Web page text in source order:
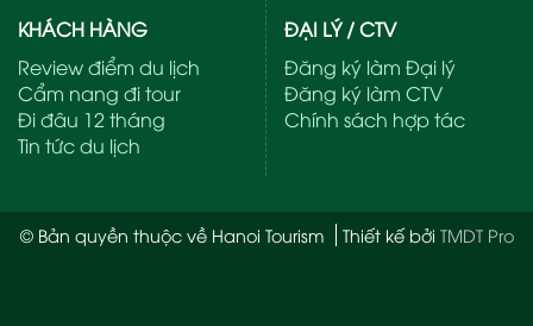
KHÁCH HÀNG
Review điểm du lịch
Cẩm nang đi tour
Đi đâu 12 tháng
Tin tức du lịch
ĐẠI LÝ / CTV
Đăng ký làm Đại lý
Đăng ký làm CTV
Chính sách hợp tác
© Bản quyền thuộc về Hanoi Tourism Thiết kế bởi TMDT Pro